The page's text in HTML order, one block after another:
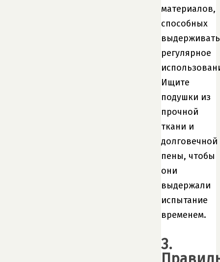
материалов,
способных
выдерживать
регулярное
Ищите
подушки из
прочной
ткани и
долговечной
пены, чтобы
они
выдержали
испытание
временем.
3.